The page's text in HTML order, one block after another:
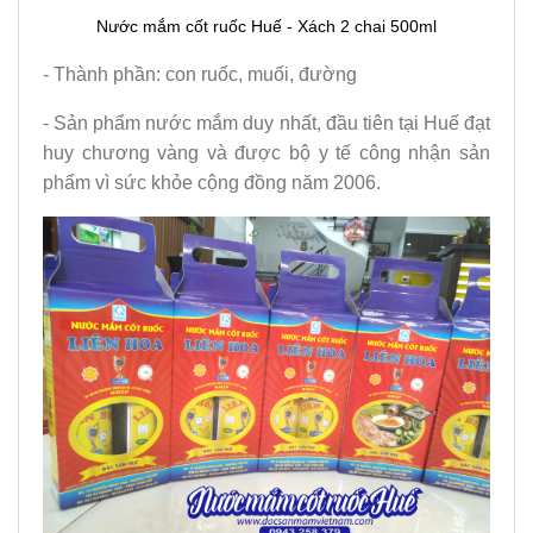
Nước mắm cốt ruốc Huế - Xách 2 chai 500ml
- Thành phần: con ruốc, muối, đường
- Sản phẩm nước mắm duy nhất, đầu tiên tại Huế đạt
huy chương vàng và được bộ y tế công nhận sản
phẩm vì sức khỏe cộng đồng năm 2006.